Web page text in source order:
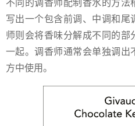
不同的调香师配制香水的方法
写出一个包含前调、中调和尾
师则会将香味分解成不同的部
一起。调香师通常会单独调出
方中使用。